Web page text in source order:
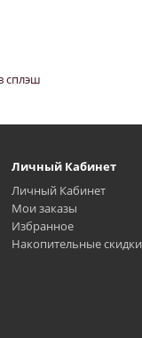
сплэш
Личный Кабинет
Личный Кабинет
Мои заказы
Избранное
Накопительные скидки